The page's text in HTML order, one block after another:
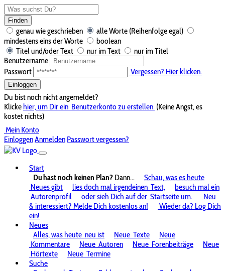
Finden
genau wie geschrieben
alle Worte (Reihenfolge egal)
mindestens eins der Worte
boolean
Titel und/oder Text
nur im Text
nur im Titel
Benutzername
Passwort
Vergessen? Hier klicken.
Einloggen
Du bist noch nicht angemeldet?
Klickehier, um Dir ein Benutzerkonto zu erstellen. (Keine Angst, es
kostet nichts)
Mein Konto
EinloggenAnmelden Passwort vergessen?
Start
Du hast noch keinen Plan? Dann...
Schau, was es heute
Neues gibt
lies doch mal irgendeinen Text,
besuch mal ein
Autorenprofil
oder sieh Dich auf der Startseite um.
Neu
& interessiert? Melde Dich kostenlos an!
Wieder da? Log Dich
ein!
Neues
Alles, was heute neu ist Neue Texte
Neue
Kommentare
Neue Autoren Neue Forenbeiträge
Neue
Hörtexte
Neue Termine
Suche